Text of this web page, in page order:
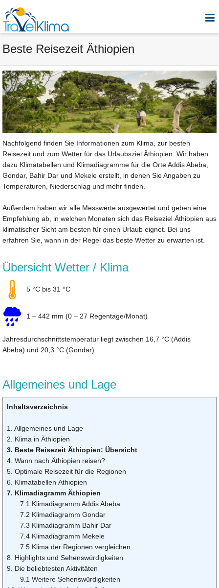
Beste Reisezeit Äthiopien
Nachfolgend finden Sie Informationen zum Klima, zur besten
Reisezeit und zum Wetter für das Urlaubsziel Äthiopien. Wir haben
dazu Klimatabellen und Klimadiagramme für die Orte Addis Abeba,
Gondar, Bahir Dar und Mekele erstellt, in denen Sie Angaben zu
Temperaturen, Niederschlag und mehr finden.
Außerdem haben wir alle Messwerte ausgewertet und geben eine
Empfehlung ab, in welchen Monaten sich das Reiseziel Äthiopien aus
klimatischer Sicht am besten für einen Urlaub eignet. Bei uns
erfahren Sie, wann in der Regel das beste Wetter zu erwarten ist.
Übersicht Wetter / Klima
5 °C bis 31 °C
1 – 442 mm (0 – 27 Regentage/Monat)
Jahresdurchschnittstemperatur liegt zwischen 16,7 °C (Addis
Abeba) und 20,3 °C (Gondar)
Allgemeines und Lage
Inhaltsverzeichnis
1. Allgemeines und Lage
2. Klima in Äthiopien
3. Beste Reisezeit Äthiopien: Übersicht
4. Wann nach Äthiopien reisen?
5. Optimale Reisezeit für die Regionen
6. Klimatabellen Äthiopien
7. Klimadiagramm Äthiopien
7.1 Klimadiagramm Addis Abeba
7.2 Klimadiagramm Gondar
7.3 Klimadiagramm Bahir Dar
7.4 Klimadiagramm Mekele
7.5 Klima der Regionen vergleichen
8. Highlights und Sehenswürdigkeiten
9. Die beliebtesten Aktivitäten
9.1 Weitere Sehenswürdigkeiten